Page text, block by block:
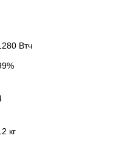
Втч
кг